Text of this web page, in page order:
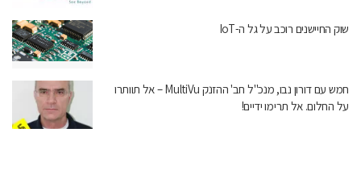
שוק החיישנים רוכב על גל ה-IoT
חמש עם דורון נבו, מנכ"ל חב' ההזנק MultiVu – אל תוותרו
על החלום. אל תרימו ידיים!